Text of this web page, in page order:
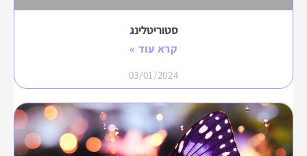
סטוריטלינג
קרא עוד »
03/01/2024